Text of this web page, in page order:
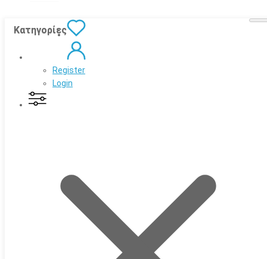
Κατηγορίες
Register
Login